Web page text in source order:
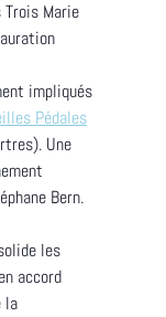
Trois Marie
impliqués
Pédales
Une
Bern.
les
accord
la